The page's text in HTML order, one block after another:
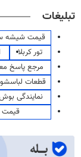
تبلیغات
قیمت شیشه
تور کربلا
مرجع پاسخ
قطعات
نمایندگی
قیمت